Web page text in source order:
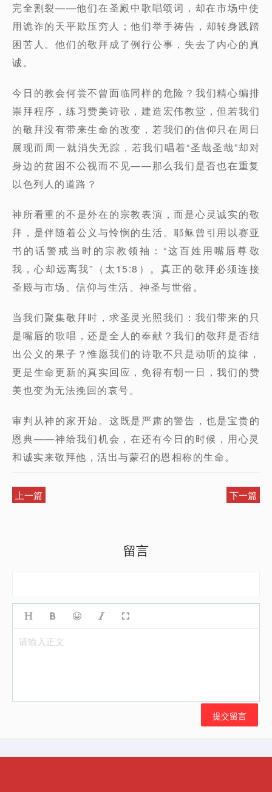
完全割裂——他们在圣殿中歌唱颂词，却在市场中使
用诡诈的天平欺压穷人；他们举手祷告，却转身践踏
困苦人。他们的敬拜成了例行公事，失去了内心的真
诚。
今日的教会何尝不曾面临同样的危险？我们精心编排
崇拜程序，练习赞美诗歌，建造宏伟教堂，但若我们
的敬拜没有带来生命的改变，若我们的信仰只在周日
展现而周一就消失无踪，若我们唱着“圣哉圣哉”却对
身边的贫困不公视而不见——那么我们是否也在重复
以色列人的道路？
神所看重的不是外在的宗教表演，而是心灵诚实的敬
拜，是伴随着公义与怜悯的生活。耶稣曾引用以赛亚
书的话警戒当时的宗教领袖：“这百姓用嘴唇尊敬
我，心却远离我”（太15:8）。真正的敬拜必须连接
圣殿与市场、信仰与生活、神圣与世俗。
当我们聚集敬拜时，求圣灵光照我们：我们带来的只
是嘴唇的歌唱，还是全人的奉献？我们的敬拜是否结
出公义的果子？惟愿我们的诗歌不只是动听的旋律，
更是生命更新的真实回应，免得有朝一日，我们的赞
美也变为无法挽回的哀号。
审判从神的家开始。这既是严肃的警告，也是宝贵的
恩典——神给我们机会，在还有今日的时候，用心灵
和诚实来敬拜他，活出与蒙召的恩相称的生命。
上一篇 下一篇
留言
请输入正文
提交留言